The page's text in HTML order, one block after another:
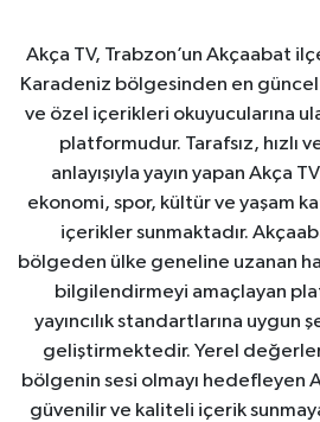
Akça TV, Trabzon’un Akçaabat
Karadeniz bölgesinden en
ve özel içerikleri okuyucularına
platformudur. Tarafsız, hızlı
anlayışıyla yayın yapan Akça
ekonomi, spor, kültür ve yaşam
içerikler sunmaktadır.
bölgeden ülke geneline uzanan
bilgilendirmeyi amaçlayan
yayıncılık standartlarına uygun
geliştirmektedir. Yerel
bölgenin sesi olmayı hedefleyen
güvenilir ve kaliteli içerik